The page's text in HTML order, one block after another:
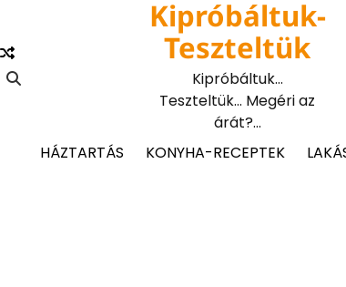
content
Kipróbáltuk-
Teszteltük
Kipróbáltuk…
Teszteltük… Megéri az
árát?…
HÁZTARTÁS
KONYHA-RECEPTEK